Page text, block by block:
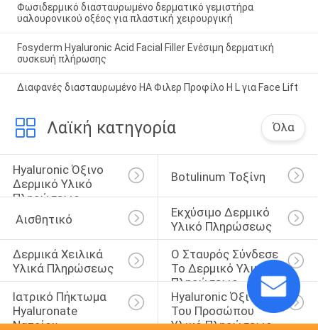
Φωσιδερμικό διασταυρωμένο δερματικό γεμιστήρα
υαλουρονικού οξέος για πλαστική χειρουργική
Fosyderm Hyaluronic Acid Facial Filler Ενέσιμη δερματική
συσκευή πλήρωσης
Διαφανές διασταυρωμένο HA Φιλερ Προφίλο H L για Face Lift
Λαϊκή κατηγορία Όλα
Hyaluronic Όξινο
Δερμικό Υλικό
Πληρώσεως
Botulinum Τοξίνη
Αισθητικό
Εκχύσιμο Δερμικό
Υλικό Πληρώσεως
Δερμικά Χειλικά
Υλικά Πληρώσεως
Ο Σταυρός Σύνδεσε
Το Δερμικό Υλικό
Πληρώσεως
Ιατρικό Πήκτωμα
Hyaluronate
Νατρίου
Hyaluronic Όξινο
Του Προσώπου
Υλικό Πληρώσεως